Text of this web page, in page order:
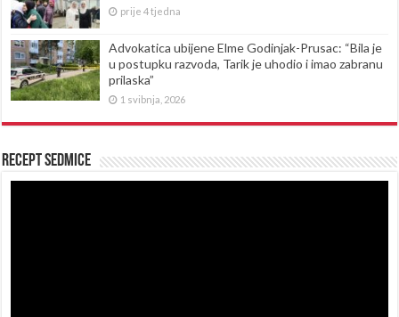
prije 4 tjedna
Advokatica ubijene Elme Godinjak-Prusac: “Bila je
u postupku razvoda, Tarik je uhodio i imao zabranu
prilaska”
1 svibnja, 2026
Recept sedmice